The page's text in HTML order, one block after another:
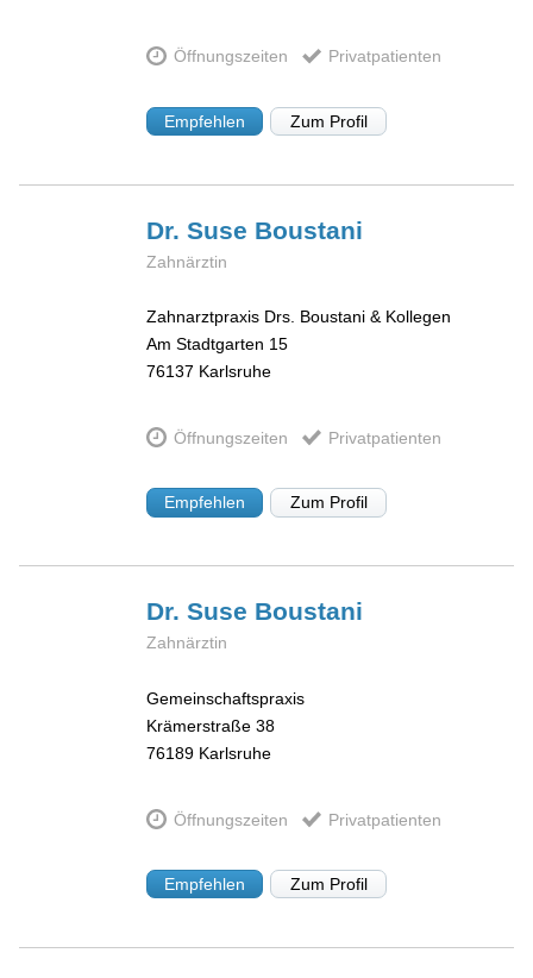
Öffnungszeiten Privatpatienten
Empfehlen Zum Profil
Dr. Suse Boustani
Zahnärztin
Zahnarztpraxis Drs. Boustani & Kollegen
Am Stadtgarten 15
76137 Karlsruhe
Öffnungszeiten Privatpatienten
Empfehlen Zum Profil
Dr. Suse Boustani
Zahnärztin
Gemeinschaftspraxis
Krämerstraße 38
76189 Karlsruhe
Öffnungszeiten Privatpatienten
Empfehlen Zum Profil